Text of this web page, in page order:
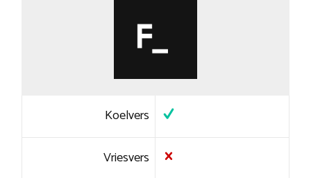
Koelvers
Vriesvers